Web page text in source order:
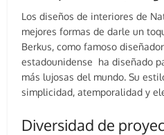
Los diseños de interiores de
mejores formas de darle un
Berkus, como famoso
estadounidense ha diseñado
más lujosas del mundo. Su
simplicidad, atemporalidad y
Diversidad de